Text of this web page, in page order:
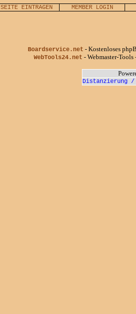
SEITE EINTRAGEN MEMBER LOGIN
Boardservice.net - Kostenloses
WebTools24.net - Webmaster-
Distanzierung /